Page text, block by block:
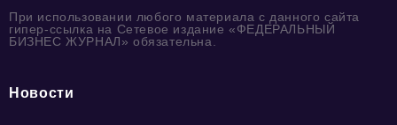
При использовании любого материала с данного сайта
гипер-ссылка на Сетевое издание «ФЕДЕРАЛЬНЫЙ
БИЗНЕС ЖУРНАЛ» обязательна.
Новости